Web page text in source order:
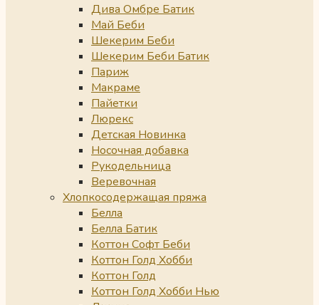
Дива Омбре Батик
Май Беби
Шекерим Беби
Шекерим Беби Батик
Париж
Макраме
Пайетки
Люрекс
Детская Новинка
Носочная добавка
Рукодельница
Веревочная
Хлопкосодержащая пряжа
Белла
Белла Батик
Коттон Софт Беби
Коттон Голд Хобби
Коттон Голд
Коттон Голд Хобби Нью